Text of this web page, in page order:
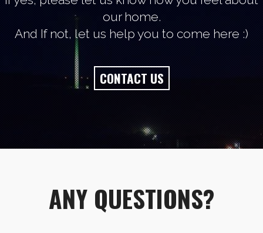
our home.
And If not, let us help you to come here :)
CONTACT US
ANY QUESTIONS?